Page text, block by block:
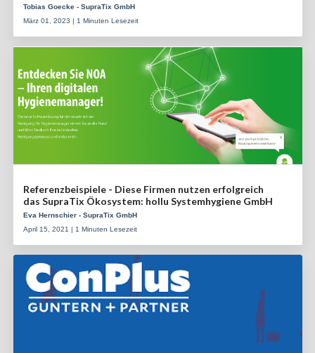
Tobias Goecke - SupraTix GmbH
März 01, 2023 | 1 Minuten Lesezeit
Referenzbeispiele - Diese Firmen nutzen erfolgreich
das SupraTix Ökosystem: hollu Systemhygiene GmbH
Eva Hernschier - SupraTix GmbH
April 15, 2021 | 1 Minuten Lesezeit